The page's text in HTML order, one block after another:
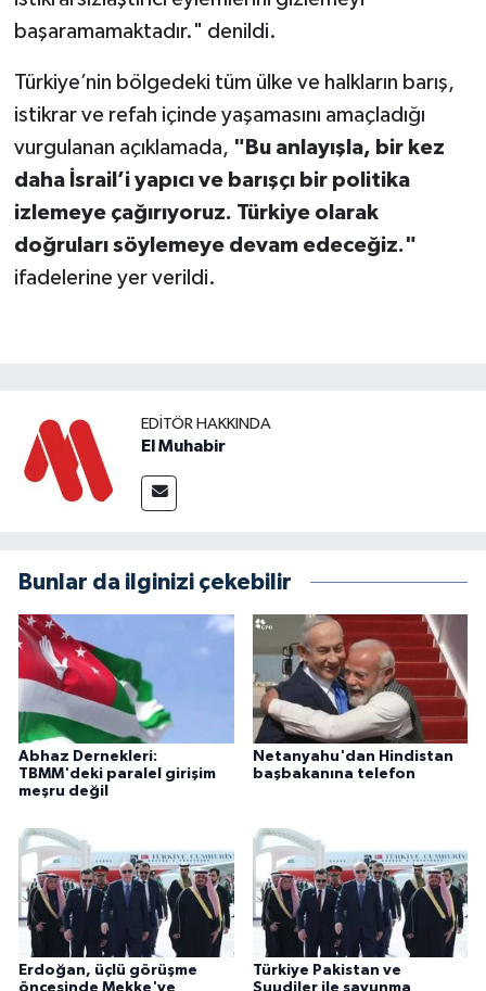
başaramamaktadır." denildi.
Türkiye’nin bölgedeki tüm ülke ve halkların barış,
istikrar ve refah içinde yaşamasını amaçladığı
vurgulanan açıklamada, "Bu anlayışla, bir kez
daha İsrail’i yapıcı ve barışçı bir politika
izlemeye çağırıyoruz. Türkiye olarak
doğruları söylemeye devam edeceğiz."
ifadelerine yer verildi.
EDITÖR HAKKINDA
El Muhabir
Bunlar da ilginizi çekebilir
Abhaz Dernekleri:
TBMM'deki paralel girişim
meşru değil
Netanyahu'dan Hindistan
başbakanına telefon
Erdoğan, üçlü görüşme
Türkiye Pakistan ve